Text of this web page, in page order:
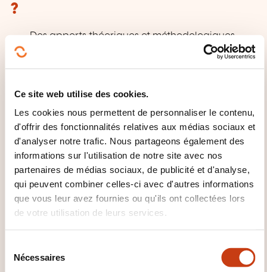
Ce site web utilise des cookies.
Les cookies nous permettent de personnaliser le contenu,
d'offrir des fonctionnalités relatives aux médias sociaux et
d'analyser notre trafic. Nous partageons également des
informations sur l'utilisation de notre site avec nos
partenaires de médias sociaux, de publicité et d'analyse,
qui peuvent combiner celles-ci avec d'autres informations
que vous leur avez fournies ou qu'ils ont collectées lors
de votre utilisation de leurs services.
Nécessaires
?
Des apports théoriques et méthodologiques
Des exercices pratiques et des échanges
d’expériences
Une analyse personnelle de sa gestion du temps
L’établissement d’un plan d’action personnel
La remise d’un guide pratique
l’organisme de formation